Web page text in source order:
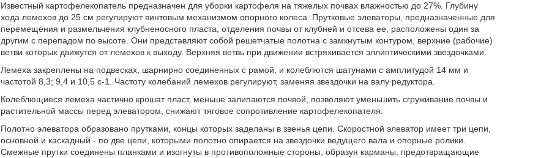
Известный картофелекопатель предназначен для уборки картофеля на тяжелых почвах влажностью до 27%. Глубину
хода лемехов до 25 см регулируют винтовым механизмом опорного колеса. Прутковые элеваторы, предназначенные для
перемещения и размельчения клубненосного пласта, отделения почвы от клубней и отсева ее, расположены один за
другим с перепадом по высоте. Они представляют собой решетчатые полотна с замкнутым контуром, верхние (рабочие)
ветви которых движутся от лемехов к выходу. Верхняя ветвь при движении встряхивается эллиптическими звездочками.
Лемеха закреплены на подвесках, шарнирно соединенных с рамой, и колеблются шатунами с амплитудой 14 мм и
частотой 8,3; 9,4 и 10,5 с-1. Частоту колебаний лемехов регулируют, заменяя звездочки на валу редуктора.
Колеблющиеся лемеха частично крошат пласт, меньше залипаются почвой, позволяют уменьшить сгруживание почвы и
растительной массы перед элеватором, снижают тяговое сопротивление картофелекопателя.
Полотно элеватора образовано прутками, концы которых заделаны в звенья цепи. Скоростной элеватор имеет три цепи,
основной и каскадный - по две цепи, которыми полотно опирается на звездочки ведущего вала и опорные ролики.
Смежные прутки соединены планками и изогнуты в противоположные стороны, образуя карманы, предотвращающие